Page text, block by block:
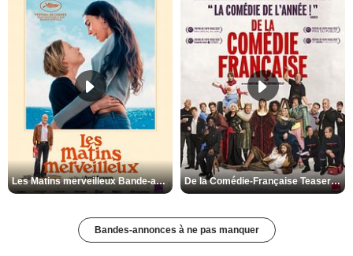
Les Matins merveilleux Bande-annonce VF De la Comédie-Française Teaser VF
Bandes-annonces à ne pas manquer